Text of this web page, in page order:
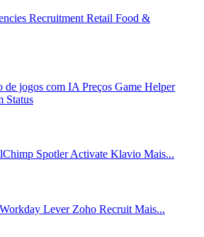
Recruitment Retail Food &
de jogos com IA Preços Game Helper
Status
Spotler Activate Klavio Mais...
Workday Lever Zoho Recruit Mais...